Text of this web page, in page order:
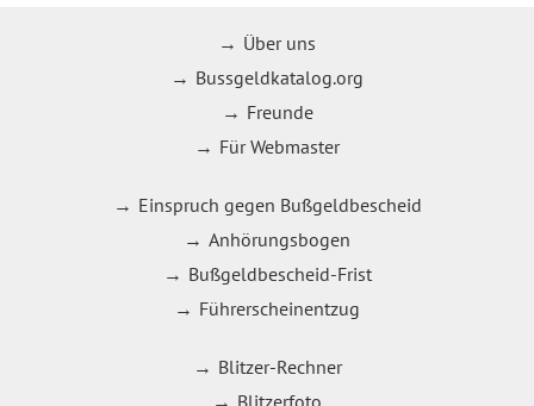
Über uns
Bussgeldkatalog.org
Freunde
Für Webmaster
Einspruch gegen Bußgeldbescheid
Anhörungsbogen
Bußgeldbescheid-Frist
Führerscheinentzug
Blitzer-Rechner
Blitzerfoto